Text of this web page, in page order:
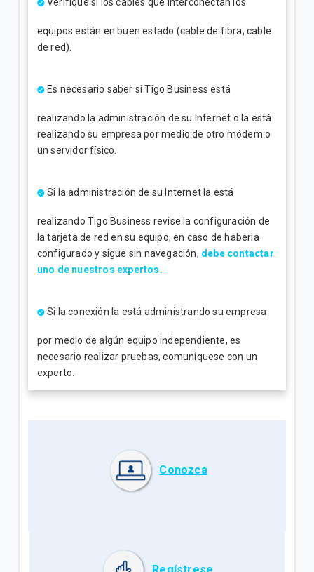
equipos están en buen estado (cable de fibra, cable
de red).
Es necesario saber si Tigo Business está
realizando la administración de su Internet o la está
realizando su empresa por medio de otro módem o
un servidor físico.
Si la administración de su Internet la está
realizando Tigo Business revise la configuración de
la tarjeta de red en su equipo, en caso de haberla
configurado y sigue sin navegación, debe contactar
uno de nuestros expertos.
Si la conexión la está administrando su empresa
por medio de algún equipo independiente, es
necesario realizar pruebas, comuníquese con un
experto.
Conozca